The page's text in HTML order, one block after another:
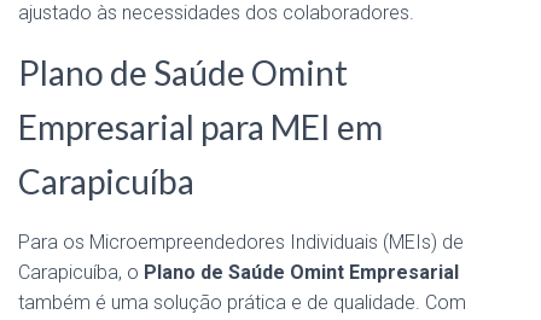
ajustado às necessidades dos colaboradores.
Plano de Saúde Omint
Empresarial para MEI em
Carapicuíba
Para os Microempreendedores Individuais (MEIs) de
Carapicuíba, o Plano de Saúde Omint Empresarial
também é uma solução prática e de qualidade. Com